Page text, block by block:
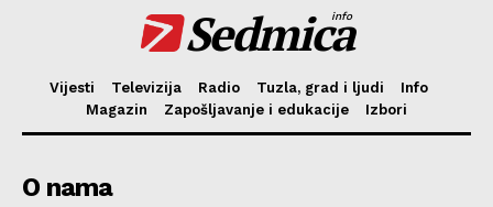
Sedmica
info
Vijesti Televizija Radio Tuzla, grad i ljudi
Info
Magazin
Zapošljavanje i edukacije Izbori
O nama